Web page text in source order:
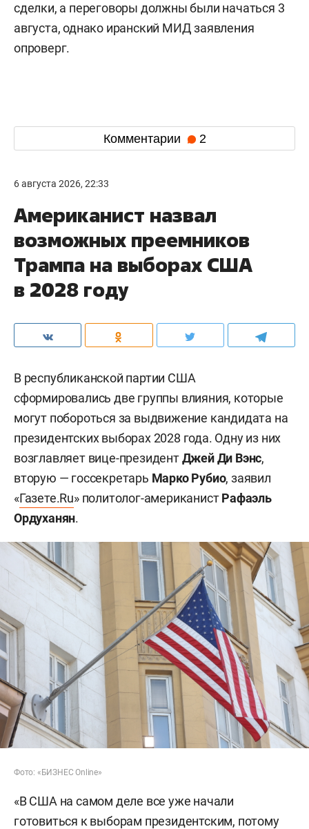
сделки, а переговоры должны были начаться 3
августа, однако иранский МИД заявления
опроверг.
Комментарии 2
6 августа 2026, 22:33
Американист назвал
возможных преемников
Трампа на выборах США
в 2028 году
В республиканской партии США
сформировались две группы влияния, которые
могут побороться за выдвижение кандидата на
президентских выборах 2028 года. Одну из них
возглавляет вице-президентДжей Ди Вэнс,
вторую — госсекретарь Марко Рубио, заявил
«Газете.Ru» политолог-американистРафаэль
Ордуханян.
Фото: «БИЗНЕС Online»
«В США на самом деле все уже начали
готовиться к выборам президентским, потому